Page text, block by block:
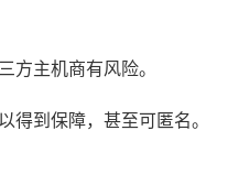
方主机商有风险。
得到保障，甚至可匿名。